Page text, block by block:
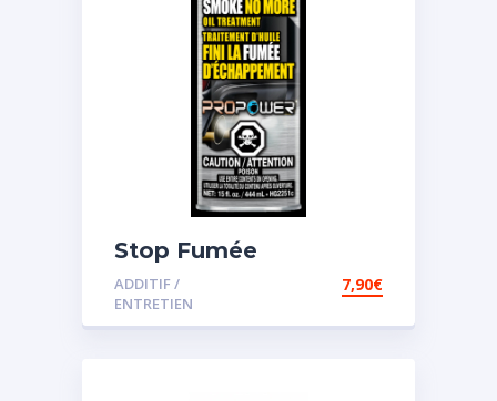
Stop Fumée
ADDITIF /
ENTRETIEN
7,90€